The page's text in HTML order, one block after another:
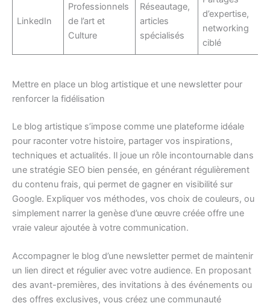
LinkedIn
Professionnels
de l’art et
Culture
Réseautage,
articles
spécialisés
d’expertise,
networking
ciblé
Mettre en place un blog artistique et une newsletter pour
renforcer la fidélisation
Le blog artistique s’impose comme une plateforme idéale
pour raconter votre histoire, partager vos inspirations,
techniques et actualités. Il joue un rôle incontournable dans
une stratégie SEO bien pensée, en générant régulièrement
du contenu frais, qui permet de gagner en visibilité sur
Google. Expliquer vos méthodes, vos choix de couleurs, ou
simplement narrer la genèse d’une œuvre créée offre une
vraie valeur ajoutée à votre communication.
Accompagner le blog d’une newsletter permet de maintenir
un lien direct et régulier avec votre audience. En proposant
des avant-premières, des invitations à des événements ou
des offres exclusives, vous créez une communauté